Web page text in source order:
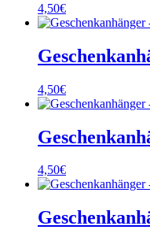
4,50€
4,50€
4,50€